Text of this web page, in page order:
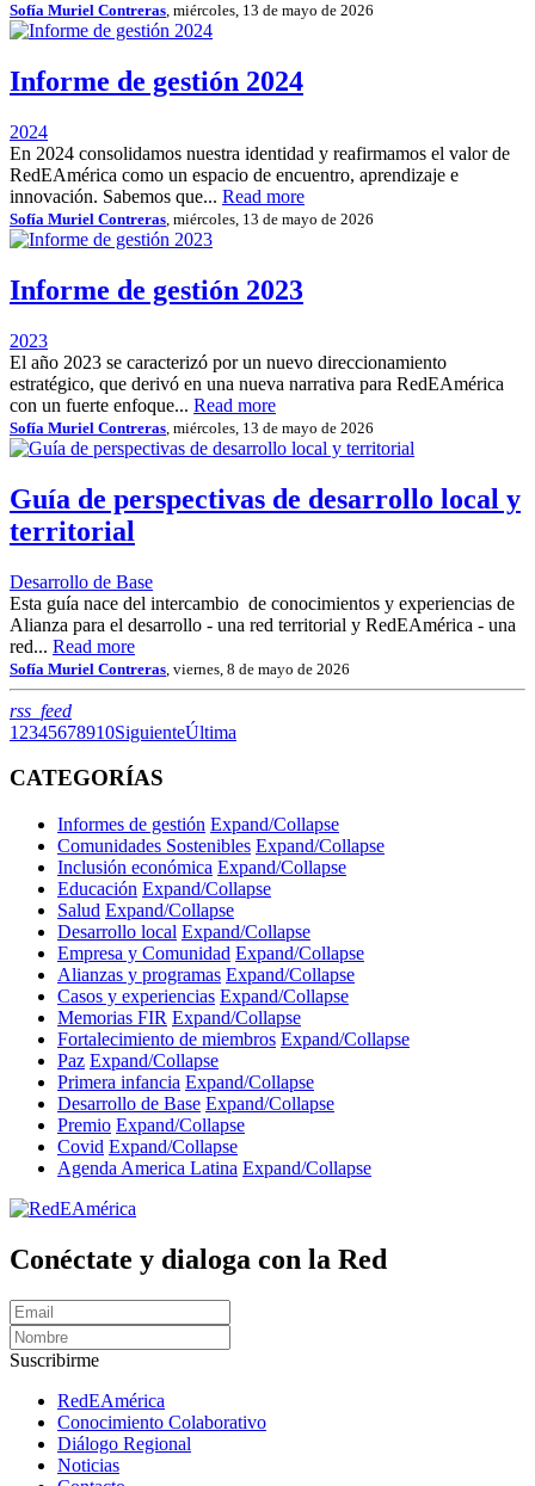
Sofía Muriel Contreras, miércoles, 13 de mayo de 2026
Informe de gestión 2024
2024
En 2024 consolidamos nuestra identidad y reafirmamos el valor de
RedEAmérica como un espacio de encuentro, aprendizaje e
innovación. Sabemos que... Read more
Sofía Muriel Contreras , miércoles, 13 de mayo de 2026
Informe de gestión 2023
2023
El año 2023 se caracterizó por un nuevo direccionamiento
estratégico, que derivó en una nueva narrativa para RedEAmérica
con un fuerte enfoque... Read more
Sofía Muriel Contreras , miércoles, 13 de mayo de 2026
Guía de perspectivas de desarrollo local y
territorial
Desarrollo de Base
Esta guía nace del intercambio de conocimientos y experiencias de
Alianza para el desarrollo - una red territorial y RedEAmérica - una
red... Read more
Sofía Muriel Contreras , viernes, 8 de mayo de 2026
rss_feedRSS
1 2345678910SiguienteÚltima
CATEGORÍAS
Informes de gestión Expand/Collapse
Comunidades Sostenibles Expand/Collapse
Inclusión económica Expand/Collapse
Educación Expand/Collapse
Salud Expand/Collapse
Desarrollo local Expand/Collapse
Empresa y Comunidad Expand/Collapse
Alianzas y programas Expand/Collapse
Casos y experiencias Expand/Collapse
Memorias FIR Expand/Collapse
Fortalecimiento de miembros Expand/Collapse
Paz Expand/Collapse
Primera infancia Expand/Collapse
Desarrollo de Base Expand/Collapse
Premio Expand/Collapse
Covid Expand/Collapse
Agenda America Latina Expand/Collapse
Conéctate y dialoga con la Red
Suscribirme
RedEAmérica
Conocimiento Colaborativo
Diálogo Regional
Noticias